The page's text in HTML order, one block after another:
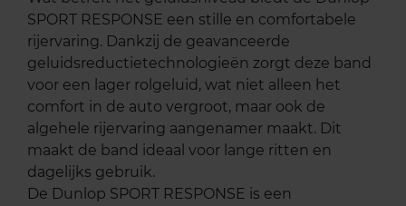
SPORT RESPONSE een stille en comfortabele
rijervaring. Dankzij de geavanceerde
geluidsreductietechnologieën zorgt deze band
voor een lager rolgeluid, wat niet alleen het
comfort in de auto vergroot, maar ook de
algehele rijervaring aangenamer maakt. Dit
maakt de band ideaal voor lange ritten en
dagelijks gebruik.
De Dunlop SPORT RESPONSE is een